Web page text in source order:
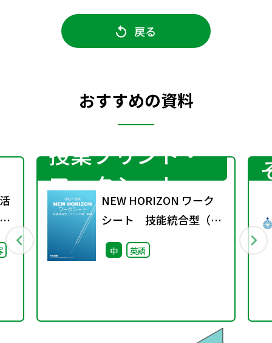
戻る
おすすめの資料
授業プリント・
ワークシート
NEW HORIZON ワーク
シート 技能統合型（ラ
ウンド制）指導
中 英語